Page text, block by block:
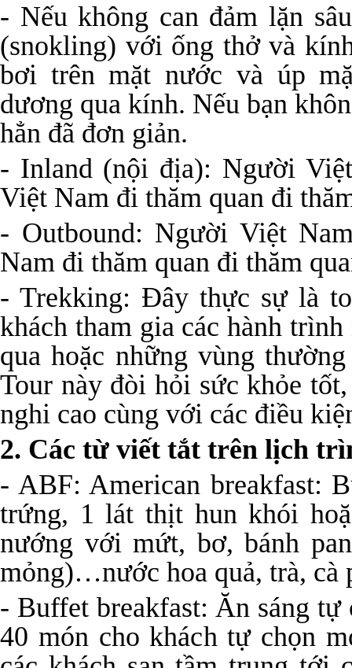
- Nếu không can đảm lặn
(snokling) với ống thở và
bơi trên mặt nước và úp
dương qua kính. Nếu bạn
hẳn đã đơn giản.
- Inland (nội địa): Người
Việt Nam đi thăm quan đi
- Outbound: Người Việt
Nam đi thăm quan đi thăm
- Trekking: Đây thực sự là
khách tham gia các hành
qua hoặc những vùng
Tour này đòi hỏi sức khỏe
nghi cao cùng với các điều
2. Các từ viết tắt trên lịch
- ABF: American breakfast:
trứng, 1 lát thịt hun khói
nướng với mứt, bơ, bánh
mỏng)…nước hoa quả, trà, cà
- Buffet breakfast: Ăn sáng
40 món cho khách tự chọn